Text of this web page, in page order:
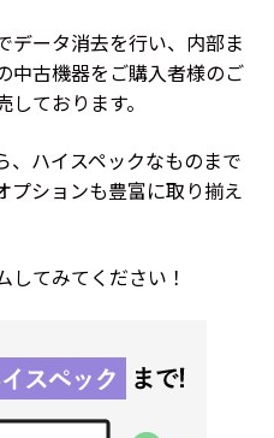
データ消去を行い、内部ま
中古機器をご購入者様のご
ております。
、ハイスペックなものまで
プションも豊富に取り揃え
してみてください！